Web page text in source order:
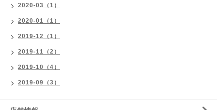
2020-03（1）
2020-01（1）
2019-12（1）
2019-11（2）
2019-10（4）
2019-09（3）